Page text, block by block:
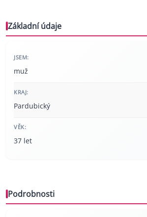
Základní údaje
JSEM:
muž
KRAJ:
Pardubický
VĚK:
37 let
Podrobnosti